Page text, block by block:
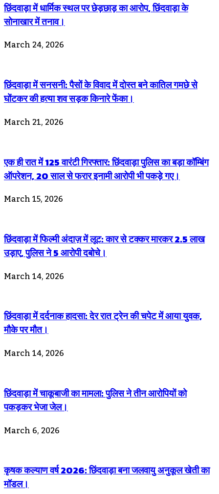
छिंदवाड़ा में धार्मिक स्थल पर छेड़छाड़ का आरोप, छिंदवाड़ा के
सोनाखार में तनाव।
March 24, 2026
छिंदवाड़ा में सनसनी: पैसों के विवाद में दोस्त बने कातिल गमछे से
घोंटकर की हत्या शव सड़क किनारे फेंका।
March 21, 2026
एक ही रात में 125 वारंटी गिरफ्तार: छिंदवाड़ा पुलिस का बड़ा कॉम्बिंग
ऑपरेशन, 20 साल से फरार इनामी आरोपी भी पकड़े गए।
March 15, 2026
छिंदवाड़ा में फिल्मी अंदाज़ में लूट: कार से टक्कर मारकर 2.5 लाख
उड़ाए, पुलिस ने 5 आरोपी दबोचे।
March 14, 2026
छिंदवाड़ा में दर्दनाक हादसा: देर रात ट्रेन की चपेट में आया युवक,
मौके पर मौत।
March 14, 2026
छिंदवाड़ा में चाकूबाजी का मामला: पुलिस ने तीन आरोपियों को
पकड़कर भेजा जेल।
March 6, 2026
कृषक कल्याण वर्ष 2026: छिंदवाड़ा बना जलवायु अनुकूल खेती का
मॉडल।